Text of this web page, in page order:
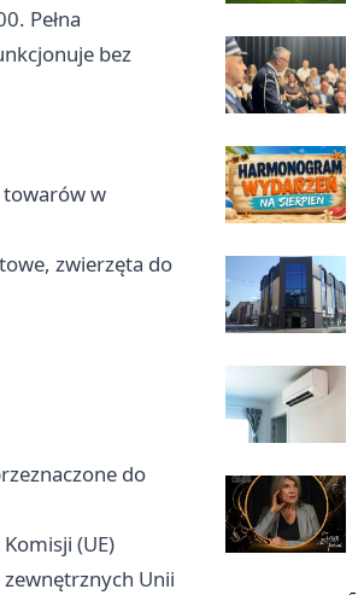
Pełna
bez
towarów w
zwierzęta do
do
(UE)
Unii